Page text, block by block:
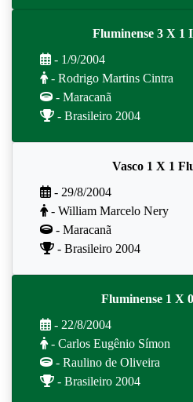
Fluminense 3 X 1
- 1/9/2004
- Rodrigo Martins Cintra
- Maracanã
- Brasileiro 2004
Vasco 1 X 1
- 29/8/2004
- William Marcelo Nery
- Maracanã
- Brasileiro 2004
Fluminense 1 X
- 22/8/2004
- Carlos Eugênio Símon
- Raulino de Oliveira
- Brasileiro 2004